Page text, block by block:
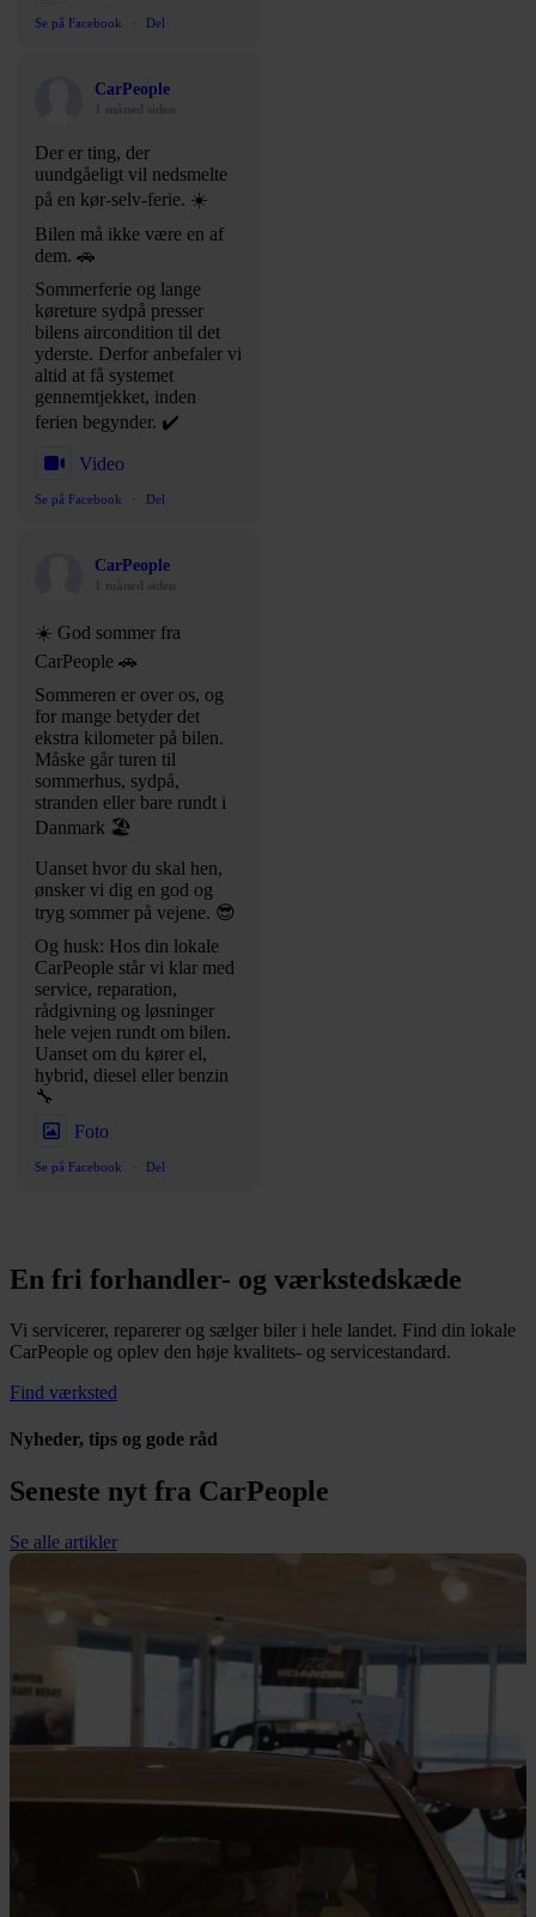
Se på Facebook · Del
CarPeople
1 måned siden
Der er ting, der
uundgåeligt vil nedsmelte
på en kør-selv-ferie. ☀️
Bilen må ikke være en af
dem. 🚗
Sommerferie og lange
køreture sydpå presser
bilens aircondition til det
yderste. Derfor anbefaler vi
altid at få systemet
gennemtjekket, inden
ferien begynder. ✔️
Video
Se på Facebook · Del
CarPeople
1 måned siden
☀️ God sommer fra
CarPeople 🚗
Sommeren er over os, og
for mange betyder det
ekstra kilometer på bilen.
Måske går turen til
sommerhus, sydpå,
stranden eller bare rundt i
Danmark 🏖️
Uanset hvor du skal hen,
ønsker vi dig en god og
tryg sommer på vejene. 😎
Og husk: Hos din lokale
CarPeople står vi klar med
service, reparation,
rådgivning og løsninger
hele vejen rundt om bilen.
Uanset om du kører el,
hybrid, diesel eller benzin
🔧
Foto
Se på Facebook · Del
En fri forhandler- og værkstedskæde
Vi servicerer, reparerer og sælger biler i hele landet. Find din lokale
CarPeople og oplev den høje kvalitets- og servicestandard.
Find værksted
Nyheder, tips og gode råd
Seneste nyt fra CarPeople
Se alle artikler